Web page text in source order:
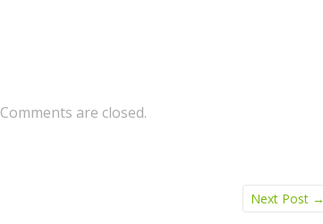
Comments are closed.
Next Post →